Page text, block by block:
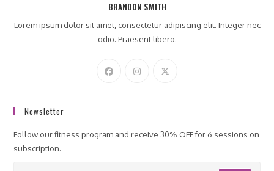
BRANDON SMITH
Lorem ipsum dolor sit amet, consectetur adipiscing elit. Integer nec
odio. Praesent libero.
Newsletter
Follow our fitness program and receive 30% OFF for 6 sessions on
subscription.